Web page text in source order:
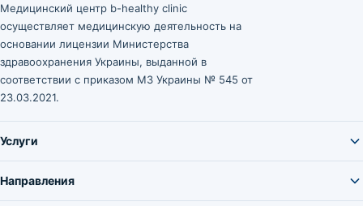
Медицинский центр b-healthy clinic
осуществляет медицинскую деятельность на
основании лицензии Министерства
здравоохранения Украины, выданной в
соответствии с приказом МЗ Украины № 545 от
23.03.2021.
Услуги
Направления